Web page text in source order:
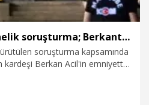
Şile Belediyesi'ne yönelik soruşturma; Berkant Acil'in ifadesi ortaya çıktı
soruşturma kapsamında
Berkan Acil'in emniyette